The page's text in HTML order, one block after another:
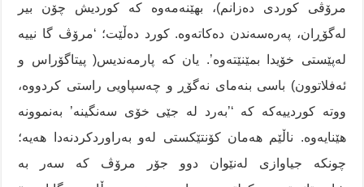
مرۆڤی کوردی دەزانم)، بهێنەمەوە کە کوردیش چۆن بیر
لەگۆڕان، پەرەسەندن دەکاتەوە. کورد دەڵێت؛ ‘مرۆڤ گا نییە
لەپێستی خۆیدا بمێنێتەوە’. یان کە پارمەندیس( پیتاگۆراس و
ئەفلاتوون) باسی بنەمای نەگۆڕ و چەسپاویی راستی کردووە،
ووتە کوردییەکە کە ‘’بەرد لە جێی خۆی سەنگینە’ بەنموونە
هێنایەوە. ناڵێم هەمان کۆنتێکستی لەو بەراوردکردنەدا هەیە؛
چونکە جیاوازی لەنێوان دوو جۆر مرۆڤ کە سەر بە